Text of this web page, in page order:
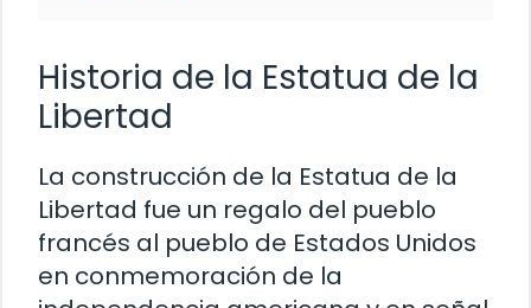
Historia de la Estatua de la
Libertad
La construcción de la Estatua de la
Libertad fue un regalo del pueblo
francés al pueblo de Estados Unidos
en conmemoración de la